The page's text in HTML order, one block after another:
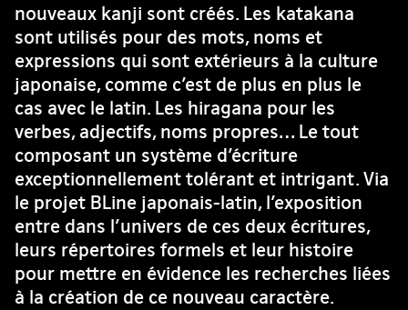
nouveaux kanji sont créés. Les katakana
sont utilisés pour des mots, noms et
expressions qui sont extérieurs à la culture
japonaise, comme c’est de plus en plus le
cas avec le latin. Les hiragana pour les
verbes, adjectifs, noms propres… Le tout
composant un système d’écriture
exceptionnellement tolérant et intrigant. Via
le projet BLine japonais-latin, l’exposition
entre dans l’univers de ces deux écritures,
leurs répertoires formels et leur histoire
pour mettre en évidence les recherches liées
à la création de ce nouveau caractère.